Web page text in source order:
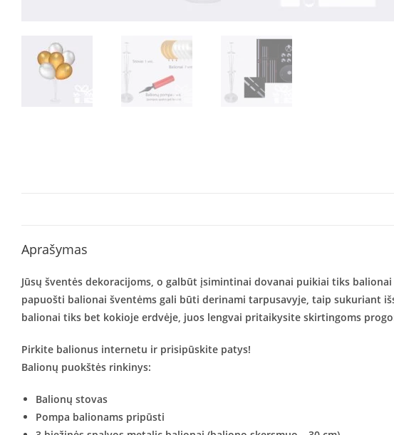
Aprašymas
Jūsų šventės dekoracijoms, o galbūt įsimintinai dovanai puikiai tiks
papuošti balionai šventėms gali būti derinami tarpusavyje, taip sukuriant
balionai tiks bet kokioje erdvėje, juos lengvai pritaikysite skirtingoms
Pirkite balionus internetu ir prisipūskite patys!
Balionų puokštės rinkinys:
Balionų stovas
Pompa balionams pripūsti